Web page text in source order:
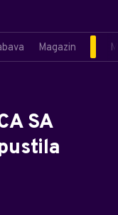
Magazin
SA